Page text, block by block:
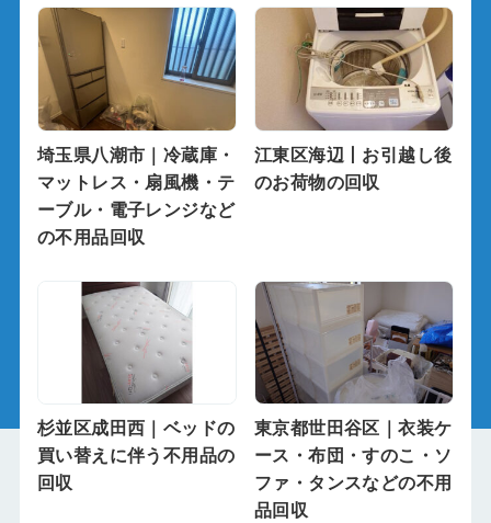
埼玉県八潮市｜冷蔵庫・
マットレス・扇風機・テ
ーブル・電子レンジなど
の不用品回収
江東区海辺丨お引越し後
のお荷物の回収
杉並区成田西｜ベッドの
買い替えに伴う不用品の
回収
東京都世田谷区｜衣装ケ
ース・布団・すのこ・ソ
ファ・タンスなどの不用
品回収